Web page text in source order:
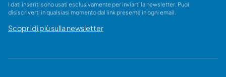
I dati inseriti sono usati esclusivamente per inviarti la newsletter. Puoi
disiscriverti in qualsiasi momento dal link presente in ogni email.
Scopri di più sulla newsletter